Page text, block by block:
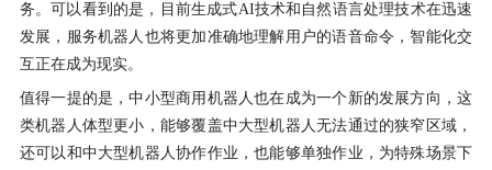
务。可以看到的是，目前生成式AI技术和自然语言处理技术在迅速
发展，服务机器人也将更加准确地理解用户的语音命令，智能化交
互正在成为现实。
值得一提的是，中小型商用机器人也在成为一个新的发展方向，这
类机器人体型更小，能够覆盖中大型机器人无法通过的狭窄区域，
还可以和中大型机器人协作作业，也能够单独作业，为特殊场景下